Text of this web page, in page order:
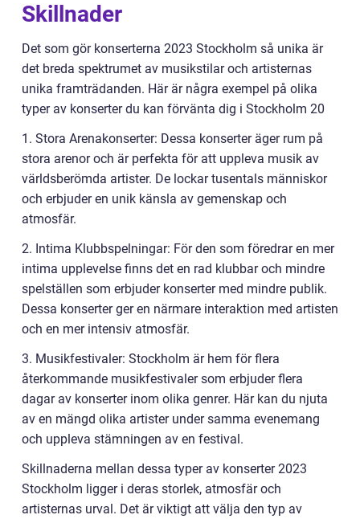
Skillnader
Det som gör konserterna 2023 Stockholm så unika är
det breda spektrumet av musikstilar och artisternas
unika framträdanden. Här är några exempel på olika
typer av konserter du kan förvänta dig i Stockholm 20
1. Stora Arenakonserter: Dessa konserter äger rum på
stora arenor och är perfekta för att uppleva musik av
världsberömda artister. De lockar tusentals människor
och erbjuder en unik känsla av gemenskap och
atmosfär.
2. Intima Klubbspelningar: För den som föredrar en mer
intima upplevelse finns det en rad klubbar och mindre
spelställen som erbjuder konserter med mindre publik.
Dessa konserter ger en närmare interaktion med artisten
och en mer intensiv atmosfär.
3. Musikfestivaler: Stockholm är hem för flera
återkommande musikfestivaler som erbjuder flera
dagar av konserter inom olika genrer. Här kan du njuta
av en mängd olika artister under samma evenemang
och uppleva stämningen av en festival.
Skillnaderna mellan dessa typer av konserter 2023
Stockholm ligger i deras storlek, atmosfär och
artisternas urval. Det är viktigt att välja den typ av